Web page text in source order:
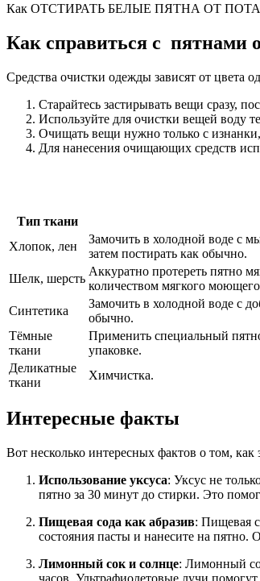
Как ОТСТИРАТЬ БЕЛЫЕ ПЯТНА ОТ ПОТА и
Как справиться с пятнами
Средства очистки одежды зависят от цвета
Старайтесь застирывать вещи сразу,
Используйте для очистки вещей воду
Очищать вещи нужно только с изнанки,
Для нанесения очищающих средств
Тип ткани
Хлопок, лен
Замочить в холодной воде с
затем постирать как обычно.
Шелк, шерсть
Аккуратно протереть пятно
количеством мягкого моющего
Синтетика
Замочить в холодной воде с
обычно.
Тёмные
ткани
Применить специальный
упаковке.
Деликатные
ткани
Химчистка.
Интересные факты
Вот несколько интересных фактов о том,
Использование уксуса: Уксус не
пятно за 30 минут до стирки. Это
Пищевая сода как абразив: Пищевая
состояния пасты и нанесите на пятно.
Лимонный сок и солнце: Лимонный